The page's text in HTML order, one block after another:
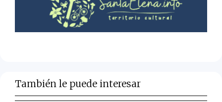
También le puede interesar